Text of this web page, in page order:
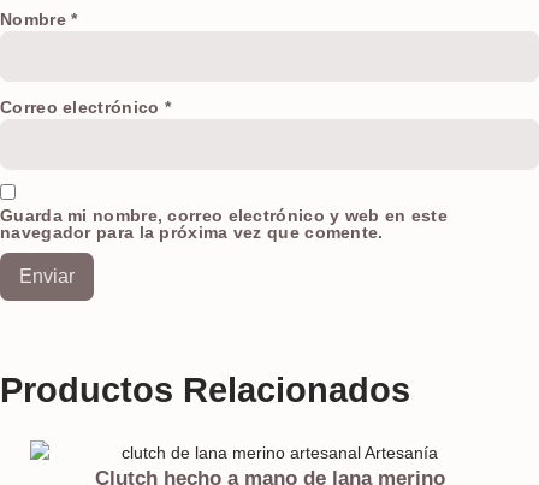
Nombre*
Correo electrónico *
Guarda mi nombre, correo electrónico y web en este
navegador para la próxima vez que comente.
Productos Relacionados
Clutch hecho a mano de lana merino